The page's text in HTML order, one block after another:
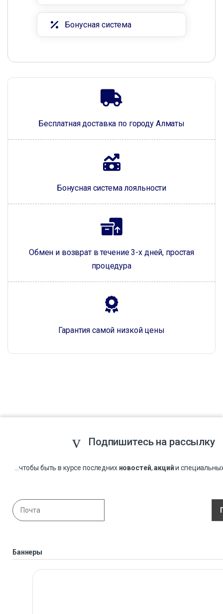
Бесплатная доставка по городу Алматы
Бонусная система лояльности
Обмен и возврат в течение 3-х дней, простая
процедура
Гарантия самой низкой цены
Бонусная система
Подпишитесь на рассылку
...чтобы быть в курсе последних новостей,акцийи
Баннеры